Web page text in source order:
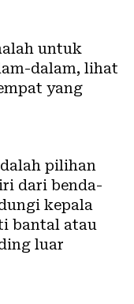
untuk
dalam, lihat
yang
pilihan
dari benda-
kepala
bantal atau
luar